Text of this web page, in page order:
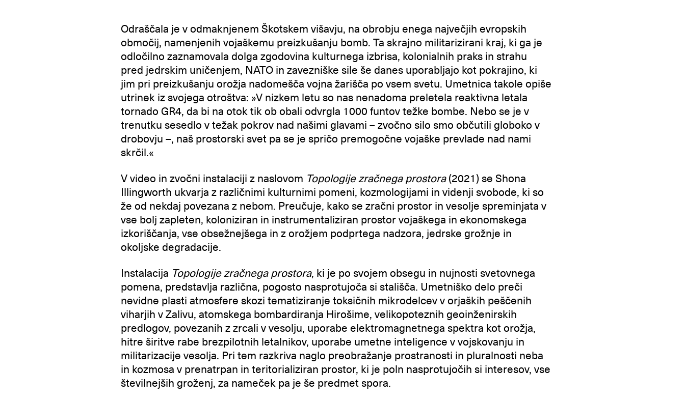
Odraščala je v odmaknjenem Škotskem višavju, na obrobju enega največjih evropskih
območij, namenjenih vojaškemu preizkušanju bomb. Ta skrajno militarizirani kraj, ki ga je
odločilno zaznamovala dolga zgodovina kulturnega izbrisa, kolonialnih praks in strahu
pred jedrskim uničenjem, NATO in zavezniške sile še danes uporabljajo kot pokrajino, ki
jim pri preizkušanju orožja nadomešča vojna žarišča po vsem svetu. Umetnica takole opiše
utrinek iz svojega otroštva: »V nizkem letu so nas nenadoma preletela reaktivna letala
tornado GR4, da bi na otok tik ob obali odvrgla 1000 funtov težke bombe. Nebo se je v
trenutku sesedlo v težak pokrov nad našimi glavami – zvočno silo smo občutili globoko v
drobovju –, naš prostorski svet pa se je spričo premogočne vojaške prevlade nad nami
skrčil.«
V video in zvočni instalaciji z naslovom Topologije zračnega prostora(2021) se Shona
Illingworth ukvarja z različnimi kulturnimi pomeni, kozmologijami in videnji svobode, ki so
že od nekdaj povezana z nebom. Preučuje, kako se zračni prostor in vesolje spreminjata v
vse bolj zapleten, koloniziran in instrumentaliziran prostor vojaškega in ekonomskega
izkoriščanja, vse obsežnejšega in z orožjem podprtega nadzora, jedrske grožnje in
okoljske degradacije.
Instalacija Topologije zračnega prostora, ki je po svojem obsegu in nujnosti svetovnega
pomena, predstavlja različna, pogosto nasprotujoča si stališča. Umetniško delo preči
nevidne plasti atmosfere skozi tematiziranje toksičnih mikrodelcev v orjaških peščenih
viharjih v Zalivu, atomskega bombardiranja Hirošime, velikopoteznih geoinženirskih
predlogov, povezanih z zrcali v vesolju, uporabe elektromagnetnega spektra kot orožja,
hitre širitve rabe brezpilotnih letalnikov, uporabe umetne inteligence v vojskovanju in
militarizacije vesolja. Pri tem razkriva naglo preobražanje prostranosti in pluralnosti neba
in kozmosa v prenatrpan in teritorializiran prostor, ki je poln nasprotujočih si interesov, vse
številnejših groženj, za nameček pa je še predmet spora.